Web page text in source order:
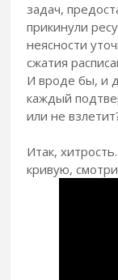
задач,
прикинули
неясности
сжатия
И вроде бы, и
каждый
или не
Итак,
кривую,